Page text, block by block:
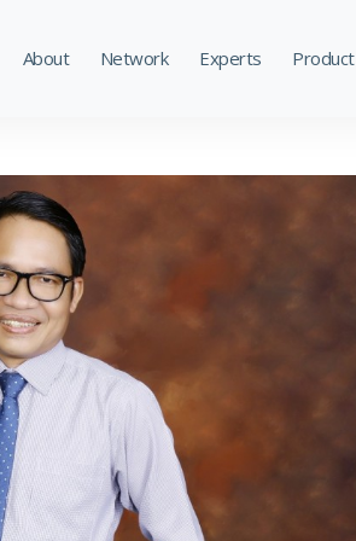
About Network Experts Product